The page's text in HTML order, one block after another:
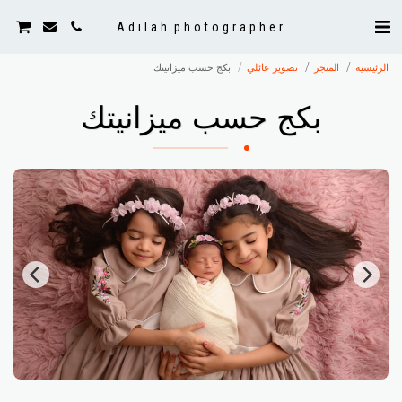
Adilah. photographer
الرئيسية المتجر تصوير عائلي بكج حسب ميزانيتك
بكج حسب ميزانيتك